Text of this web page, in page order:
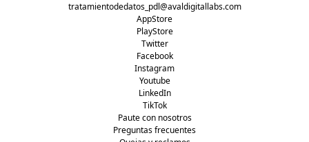
tratamientodedatos_pdl@avaldigitallabs.com
AppStore
PlayStore
Twitter
Facebook
Instagram
Youtube
LinkedIn
TikTok
Paute con nosotros
Preguntas frecuentes